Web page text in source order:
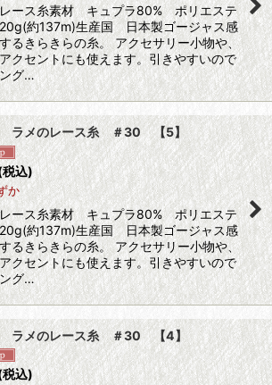
ース糸素材 キュプラ80% ポリエステ
約137m)生産国 日本製ゴージャス感
るきらきらの糸。 アクセサリー小物や、
クセントにも使えます。引きやすいので
グ…
ラメのレース糸 ＃30 【5】
込)
か
ース糸素材 キュプラ80% ポリエステ
約137m)生産国 日本製ゴージャス感
るきらきらの糸。 アクセサリー小物や、
クセントにも使えます。引きやすいので
グ…
ラメのレース糸 ＃30 【4】
込)